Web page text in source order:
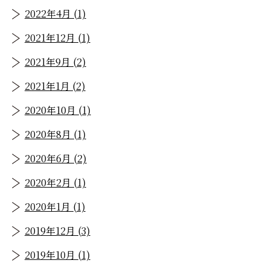
2022年4月 (1)
2021年12月 (1)
2021年9月 (2)
2021年1月 (2)
2020年10月 (1)
2020年8月 (1)
2020年6月 (2)
2020年2月 (1)
2020年1月 (1)
2019年12月 (3)
2019年10月 (1)